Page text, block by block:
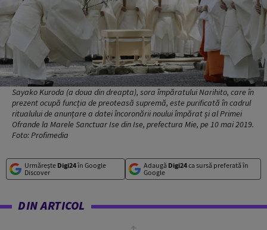
Sayako Kuroda (a doua din dreapta), sora împăratului Narihito, care în
prezent ocupă funcția de preoteasă supremă, este purificată în cadrul
ritualului de anunțare a datei încoronării noului împărat și al Primei
Ofrande la Marele Sanctuar Ise din Ise, prefectura Mie, pe 10 mai 2019.
Foto: Profimedia
Urmărește Digi24în Google
Discover
Adaugă Digi24ca sursă preferată în
Google
DIN ARTICOL